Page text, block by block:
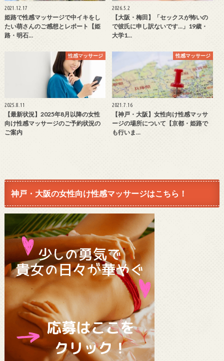
2021.12.17
姫路で性感マッサージで中イキをし
たい萌さんのご感想とレポート【姫
路・明石…
2026.5.2
【大阪・梅田】「セックスが怖いの
で彼氏に申し訳ないです…」19歳・
大学1…
性感マッサージ
2025.8.11
【最新状況】2025年8月以降の女性
向け性感マッサージのご予約状況の
ご案内
性感マッサージ
2021.7.16
【神戸・大阪】女性向け性感マッサ
ージの場所について【京都・姫路で
も行いま…
神戸・大阪の女性向け性感マッサージはこちら！